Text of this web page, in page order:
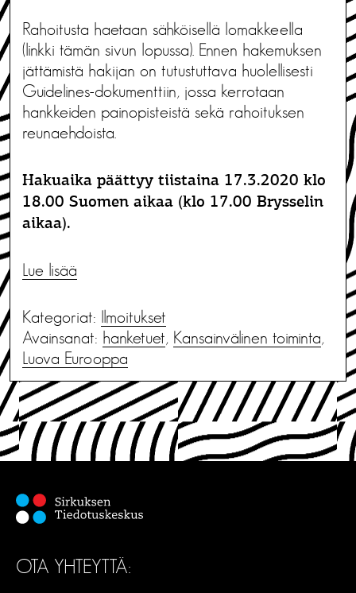
Rahoitusta haetaan sähköisellä lomakkeella
(linkki tämän sivun lopussa). Ennen hakemuksen
jättämistä hakijan on tutustuttava huolellisesti
Guidelines-dokumenttiin, jossa kerrotaan
hankkeiden painopisteistä sekä rahoituksen
reunaehdoista.
Hakuaika päättyy tiistaina 17.3.2020 klo
18.00 Suomen aikaa (klo 17.00 Brysselin
aikaa).
Lue lisää
Kategoriat: Ilmoitukset
Avainsanat: hanketuet, Kansainvälinen toiminta,
Luova Eurooppa
OTA YHTEYTTÄ: